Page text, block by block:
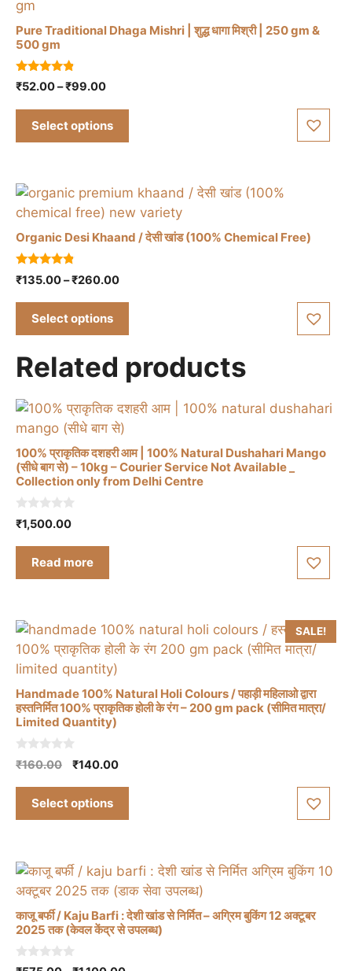
Pure Traditional Dhaga Mishri | शुद्ध धागा मिश्री | 250 gm &
500 gm
4.67
out of 5
₹52.00–₹99.00Price
Select options
This
product
has
multiple
variants.
options
may
chosen
on
the
product
page
Organic Desi Khaand / देसी खांड (100% Chemical Free)
4.67
out of 5
₹135.00–₹260.00Price
Select options
This
product
multiple
The
may
be
chosen
on
the
product
page
Related products
100% प्राकृतिक दशहरी आम | 100% Natural Dushahari Mango
(सीधे बाग से) – 10kg – Courier Service Not Available _
Collection only from Delhi Centre
0
o
₹1,500.00
Read more
SALE!
Handmade 100% Natural Holi Colours / पहाड़ी महिलाओ द्वारा
हस्तनिर्मित 100% प्राकृतिक होली के रंग – 200 gm pack (सीमित मात्रा/
Limited Quantity)
0
o
₹160.00
Original
was:
₹160.00.
₹140.00Current
Select options
This
product
has
multiple
variants.
may
be
chosen
on
the
product
काजू बर्फी / Kaju Barfi : देशी खांड से निर्मित – अग्रिम बुकिंग 12 अक्टूबर
2025 तक (केवल केंद्र से उपलब्ध)
0
This